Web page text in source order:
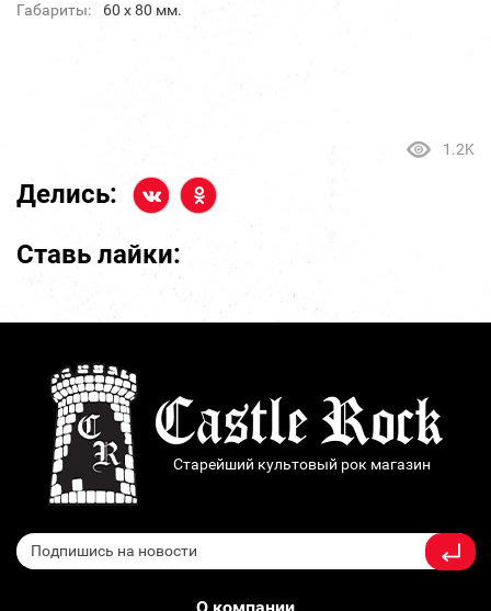
Габариты:
60 х 80 мм.
1.2K
Делись:
Ставь лайки:
Старейший культовый рок магазин